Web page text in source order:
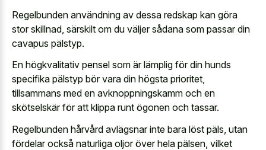
Regelbunden användning av dessa redskap kan göra
stor skillnad, särskilt om du väljer sådana som passar din
cavapus pälstyp.
En högkvalitativ pensel som är lämplig för din hunds
specifika pälstyp bör vara din högsta prioritet,
tillsammans med en avknoppningskamm och en
skötselskär för att klippa runt ögonen och tassar.
Regelbunden hårvård avlägsnar inte bara löst päls, utan
fördelar också naturliga oljor över hela pälsen, vilket